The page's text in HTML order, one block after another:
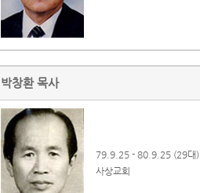
박창환 목사
79.9.25 - 80.9.25 (29대)
사상교회